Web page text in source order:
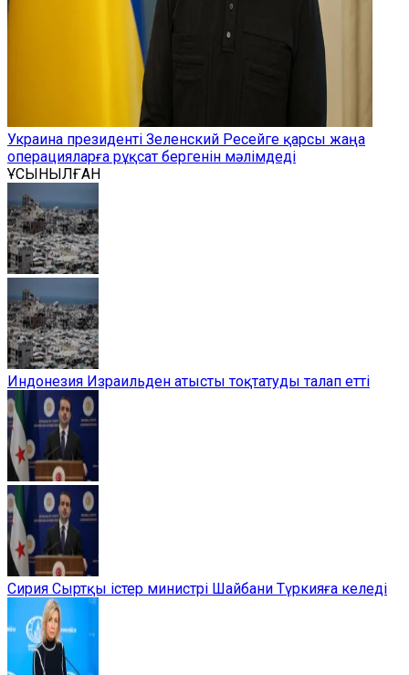
Украина президенті Зеленский Ресейге қарсы жаңа
операцияларға рұқсат бергенін мәлімдеді
ҰСЫНЫЛҒАН
Индонезия Израильден атысты тоқтатуды талап етті
Сирия Сыртқы істер министрі Шайбани Түркияға келеді